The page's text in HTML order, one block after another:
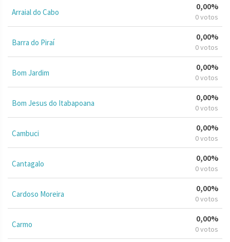
Arraial do Cabo
0,00%
0 votos
Barra do Piraí
0,00%
0 votos
Bom Jardim
0,00%
0 votos
Bom Jesus do Itabapoana
0,00%
0 votos
Cambuci
0,00%
0 votos
Cantagalo
0,00%
0 votos
Cardoso Moreira
0,00%
0 votos
Carmo
0,00%
0 votos